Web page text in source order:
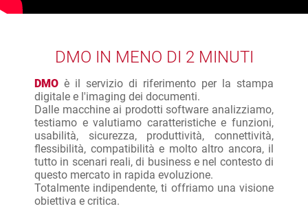
DMO IN MENO DI 2 MINUTI
DMO è il servizio di riferimento per la stampa
digitale e l'imaging dei documenti.
Dalle macchine ai prodotti software analizziamo,
testiamo e valutiamo caratteristiche e funzioni,
usabilità, sicurezza, produttività, connettività,
flessibilità, compatibilità e molto altro ancora, il
tutto in scenari reali, di business e nel contesto di
questo mercato in rapida evoluzione.
Totalmente indipendente, ti offriamo una visione
obiettiva e critica.